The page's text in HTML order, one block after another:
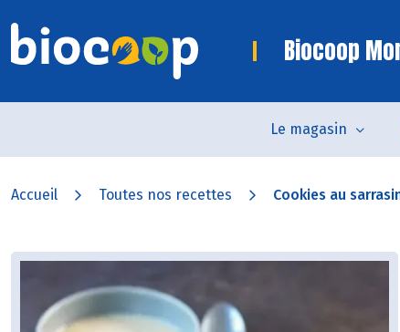
Biocoop
Le magasin
Accueil Toutes nos recettes Cookies au